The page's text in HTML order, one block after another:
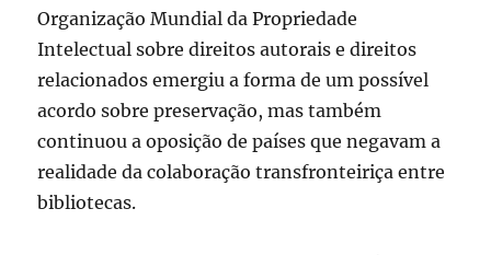
Organização Mundial da Propriedade
Intelectual sobre direitos autorais e direitos
relacionados emergiu a forma de um possível
acordo sobre preservação, mas também
continuou a oposição de países que negavam a
realidade da colaboração transfronteiriça entre
bibliotecas.